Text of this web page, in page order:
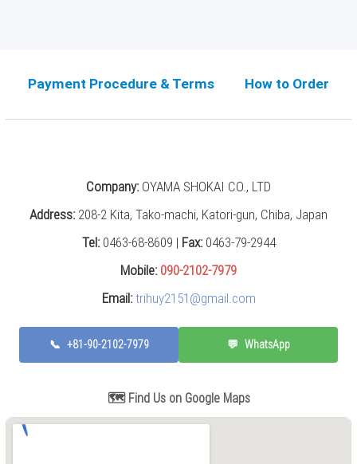
Payment Procedure & Terms How to Order
Company:OYAMA SHOKAI CO., LTD
Address:208-2 Kita, Tako-machi, Katori-gun, Chiba, Japan
Tel:0463-68-8609 | Fax:0463-79-2944
Mobile: 090-2102-7979
Email: trihuy2151@gmail.com
📞 +81-90-2102-7979 💬 WhatsApp
🗺️ Find Us on Google Maps